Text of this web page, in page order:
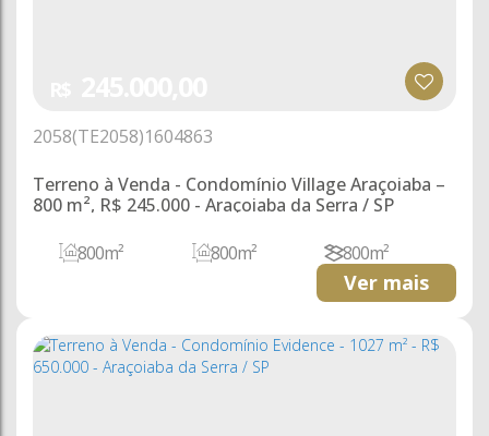
Terreno à Venda - Condomínio Village Araçoiaba –
800 m², R$ 245.000 - Araçoiaba da Serra / SP
2058(TE2058)1604863
800m² 800m² 800m²
Ver mais